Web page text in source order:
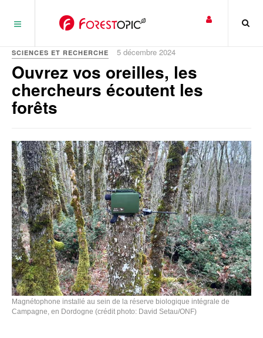
SCIENCES ET RECHERCHE 5 décembre 2024
Ouvrez vos oreilles, les
chercheurs écoutent les
forêts
Magnétophone installé au sein de la réserve biologique intégrale de
Campagne, en Dordogne (crédit photo: David Setau/ONF)